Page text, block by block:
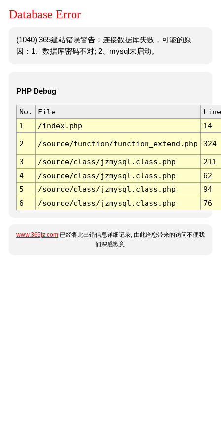
Database Error
(1040) 365建站错误警告：连接数据库失败，可能的原
因：1、数据库密码不对; 2、mysql未启动。
PHP Debug
No. File
Line
1
/index.php 14
2 /source/function/function_extend.php 324
3 /source/class/jzmysql.class.php
211
4
/source/class/jzmysql.class.php
62
5
/source/class/jzmysql.class.php
94
6
/source/class/jzmysql.class.php 76
www.365jz.com 已经将此出错信息详细记录, 由此给您带来的访问不便我
们深感歉意.